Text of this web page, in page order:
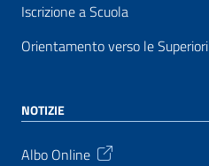
Iscrizione a Scuola
Orientamento verso le Superiori
NOTIZIE
Albo Online